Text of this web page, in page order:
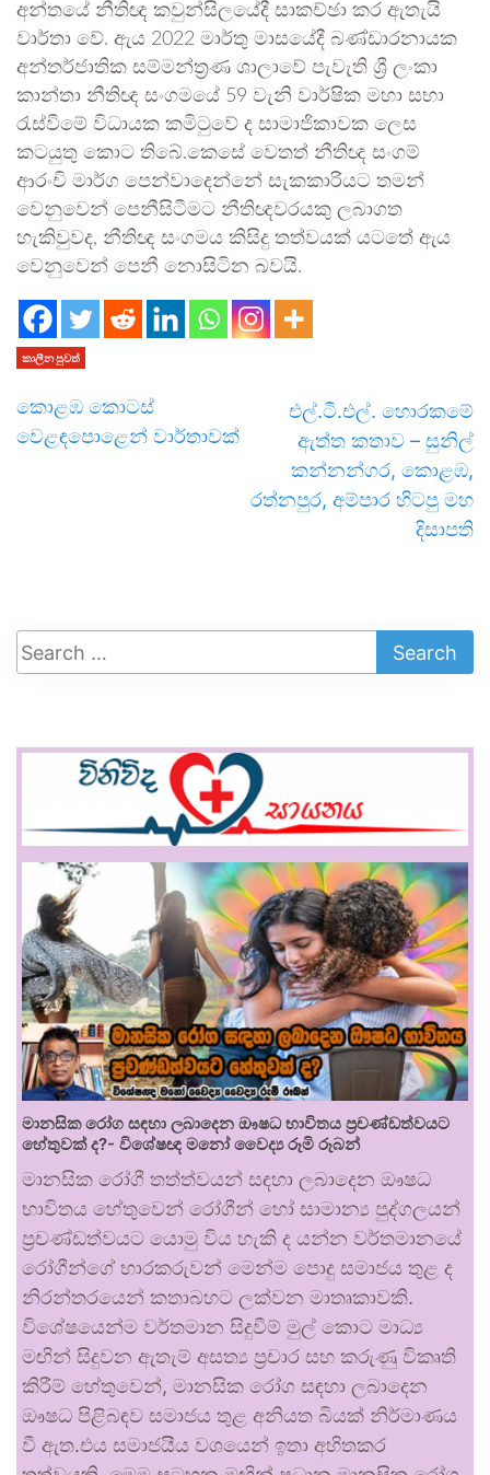
අන්තයේ නීතිඥ කවුන්සිලයේදී සාකච්ඡා ක‍ර ඇතැයි
වාර්තා වේ. ඇය 2022 මාර්තු මාසයේදී බණ්ඩාරනායක
අන්තර්ජාතික සම්මන්ත්‍රණ ශාලාවේ පැවැති ශ්‍රී ලංකා
කාන්තා නීතිඥ සංගමයේ 59 වැනි වාර්ෂික මහා සභා
රැස්වීමේ විධායක කමිටුවේ ද සාමාජිකාවක ලෙස
කටයුතු කොට තිබේ.කෙසේ වෙතත් නීතිඥ සංගම්
ආරංචි මාර්ග පෙන්වාදෙන්නේ සැකකාරියට තමන්
වෙනුවෙන් පෙනීසිටීමට නීතිඥවරයකු ලබාගත
හැකිවුවද, නීතිඥ සංගමය කිසිදු තත්වයක් යටතේ ඇය
වෙනුවෙන් පෙනී නොසිටින බවයි.
කාලීන පුවත්
කොළඹ කොටස්
වෙළඳපොළෙන් වාර්තාවක්
එල්.ටී.එල්. හොරකමේ
ඇත්ත කතාව – සුනිල්
කන්නන්ගර, කොළඹ,
රත්නපුර, අම්පාර හිටපු මහ
දිසාපති
මානසික රෝග සඳහා ලබාදෙන ඖෂධ භාවිතය ප්‍රචණ්ඩත්වයට
හේතුවක් ද?- විශේෂඥ මනෝ වෛද්‍ය රූමි රූබන්
මානසික රෝගී තත්ත්වයන් සඳහා ලබාදෙන ඖෂධ
භාවිතය හේතුවෙන් රෝගීන් හෝ සාමාන්‍ය පුද්ගලයන්
ප්‍රචණ්ඩත්වයට යොමු විය හැකි ද යන්න වර්තමානයේ
රෝගීන්ගේ භාරකරුවන් මෙන්ම පොදු සමාජය තුළ ද
නිරන්තරයෙන් කතාබහට ලක්වන මාතෘකාවකි.
විශේෂයෙන්ම වර්තමාන සිදුවීම් මුල් කොට මාධ්‍ය
මඟින් සිදුවන ඇතැම් අසත්‍ය ප්‍රචාර සහ කරුණු විකෘති
කිරීම් හේතුවෙන්, මානසික රෝග සඳහා ලබාදෙන
ඖෂධ පිළිබඳව සමාජය තුළ අනියත බියක් නිර්මාණය
වී ඇත.එය සමාජයීය වශයෙන් ඉතා අහිතකර